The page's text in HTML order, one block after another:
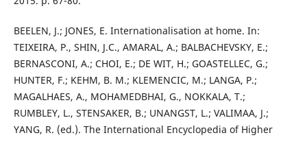
BEELEN, J.; JONES, E. Internationalisation at home. In:
TEIXEIRA, P., SHIN, J.C., AMARAL, A.; BALBACHEVSKY, E.;
BERNASCONI, A.; CHOI, E.; DE WIT, H.; GOASTELLEC, G.;
HUNTER, F.; KEHM, B. M.; KLEMENCIC, M.; LANGA, P.;
MAGALHAES, A., MOHAMEDBHAI, G., NOKKALA, T.;
RUMBLEY, L., STENSAKER, B.; UNANGST, L.; VALIMAA, J.;
YANG, R. (ed.). The International Encyclopedia of Higher